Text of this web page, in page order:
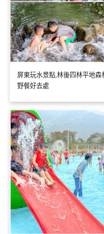
屏東玩水景點,林後四林平地
野餐好去處